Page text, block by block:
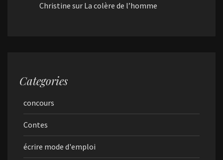
Christine sur La colère de l’homme
Categories
concours
Contes
écrire mode d'emploi